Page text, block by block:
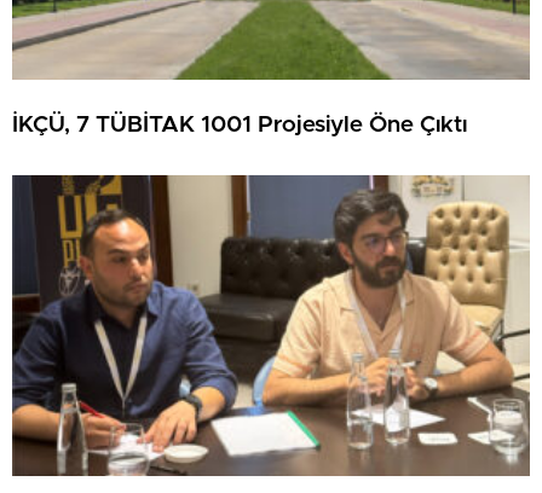
İKÇÜ, 7 TÜBİTAK 1001 Projesiyle Öne Çıktı